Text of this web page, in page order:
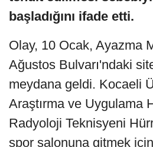
başladığını ifade etti.
Olay, 10 Ocak, Ayazma
Ağustos Bulvarı'ndaki
meydana geldi. Kocaeli
Araştırma ve Uygulama
Radyoloji Teknisyeni
spor salonuna gitmek